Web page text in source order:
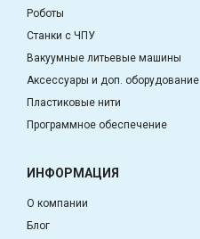
Роботы
Станки с ЧПУ
Вакуумные литьевые машины
Аксессуары и доп. оборудование
Пластиковые нити
Программное обеспечение
ИНФОРМАЦИЯ
О компании
Блог